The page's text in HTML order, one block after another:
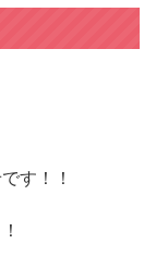
す！！